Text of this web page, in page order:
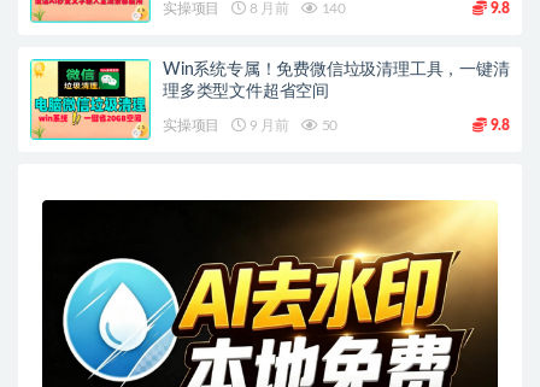
实操项目 8 月前 140 9.8
Win系统专属！免费微信垃圾清理工具，一键清
理多类型文件超省空间
实操项目 9 月前 50 9.8